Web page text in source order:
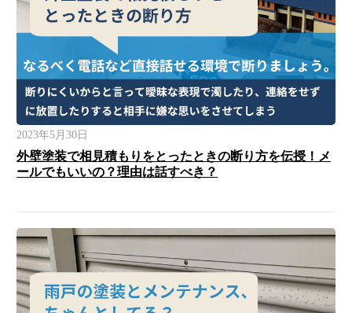
2023年5月30日
外壁塗装で相見積もりをとったときの断り方を伝授！メ
ールでもいいの？理由は話すべき？